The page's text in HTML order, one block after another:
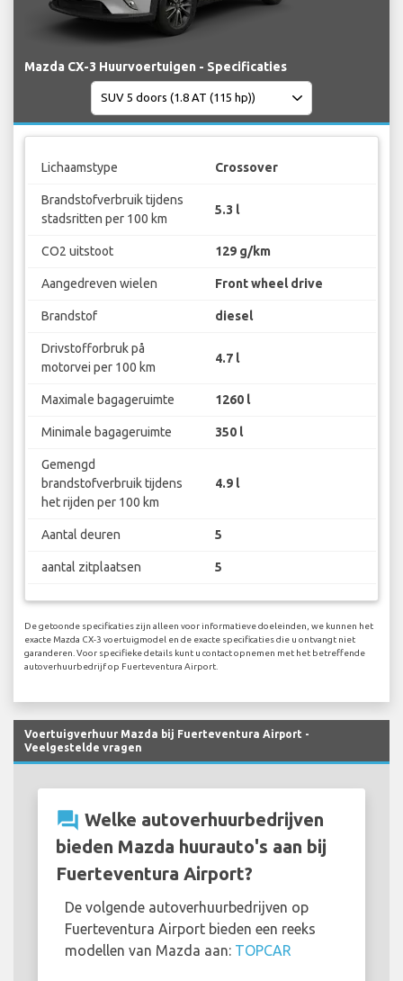
Mazda CX-3 Huurvoertuigen - Specificaties
Lichaamstype Crossover
Brandstofverbruik tijdens
stadsritten per 100 km
5.3 l
CO2 uitstoot 129 g/km
Aangedreven wielen Front wheel drive
Brandstof diesel
Drivstofforbruk på
motorvei per 100 km
4.7 l
Maximale bagageruimte 1260 l
Minimale bagageruimte 350 l
Gemengd
brandstofverbruik tijdens
het rijden per 100 km
4.9 l
Aantal deuren 5
aantal zitplaatsen 5
De getoonde specificaties zijn alleen voor informatieve doeleinden, we kunnen het
exacte Mazda CX-3 voertuigmodel en de exacte specificaties die u ontvangt niet
garanderen. Voor specifieke details kunt u contact opnemen met het betreffende
autoverhuurbedrijf op Fuerteventura Airport.
Voertuigverhuur Mazda bij Fuerteventura Airport -
Veelgestelde vragen
question_answer Welke autoverhuurbedrijven
bieden Mazda huurauto's aan bij
Fuerteventura Airport?
De volgende autoverhuurbedrijven op
Fuerteventura Airport bieden een reeks
modellen van Mazda aan: TOPCAR